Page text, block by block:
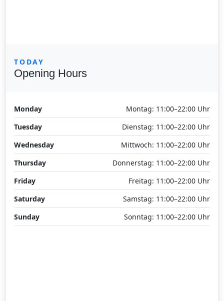
TODAY
Opening Hours
Monday
Montag: 11:00–22:00 Uhr
Tuesday
Dienstag: 11:00–22:00 Uhr
Wednesday
Mittwoch: 11:00–22:00 Uhr
Thursday
Donnerstag: 11:00–22:00 Uhr
Friday
Freitag: 11:00–22:00 Uhr
Saturday
Samstag: 11:00–22:00 Uhr
Sunday
Sonntag: 11:00–22:00 Uhr